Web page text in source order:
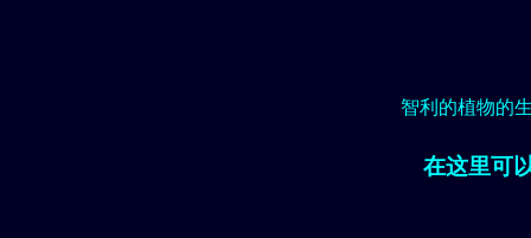
智利的植物的
在这里可